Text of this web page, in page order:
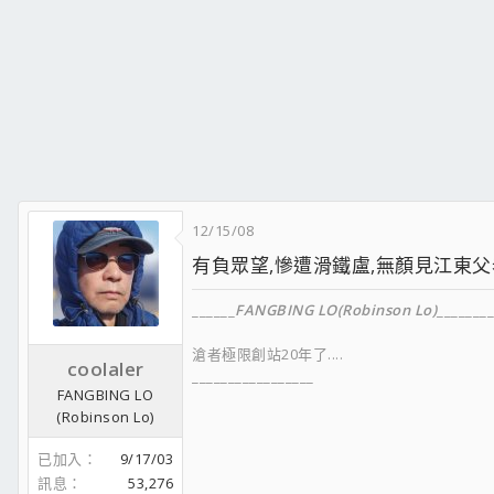
coolaler
FANGBING LO
(Robinson Lo)
已加入
9/17/03
訊息
53,276
12/15/08
有負眾望,慘遭滑鐵盧,無顏見江東
FANGBING LO(Robinson Lo)
滄者極限創站20年了....